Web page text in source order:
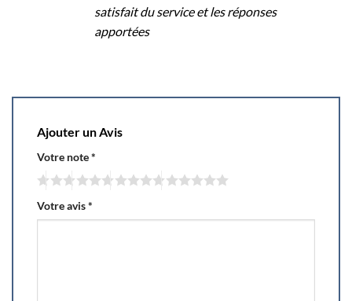
satisfait du service et les réponses
apportées
Ajouter un Avis
Votre note*
Votre avis*